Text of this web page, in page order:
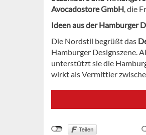
Avocadostore GmbH, die
Ideen aus der Hamburger
Die Nordstil begrüßt das
Hamburger Designszene.
unterstützt sie die
wirkt als Vermittler